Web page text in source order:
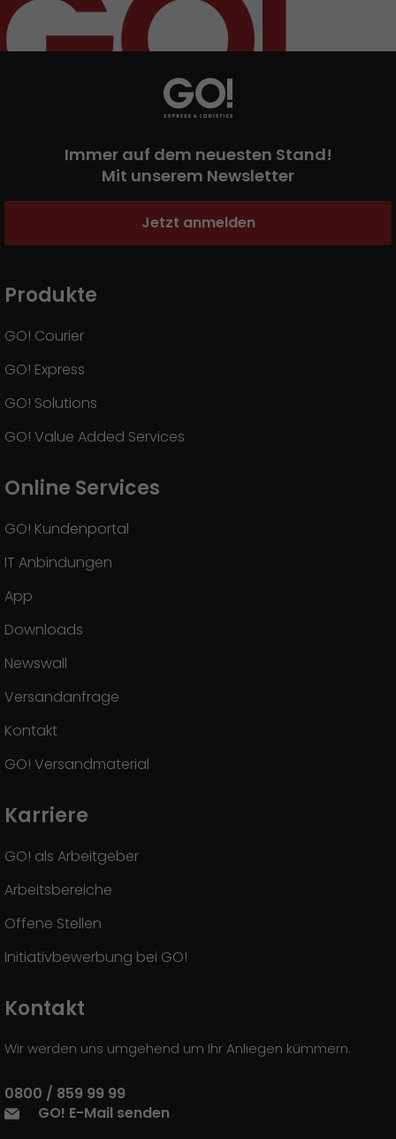
Immer auf dem neuesten Stand!
Mit unserem Newsletter
Jetzt anmelden
Produkte
GO! Courier
GO! Express
GO! Solutions
GO! Value Added Services
Online Services
GO! Kundenportal
IT Anbindungen
App
Downloads
Newswall
Versandanfrage
Kontakt
GO! Versandmaterial
Karriere
GO! als Arbeitgeber
Arbeitsbereiche
Offene Stellen
Initiativbewerbung bei GO!
Kontakt
Wir werden uns umgehend um Ihr Anliegen kümmern.
0800 / 859 99 99
GO! E-Mail senden